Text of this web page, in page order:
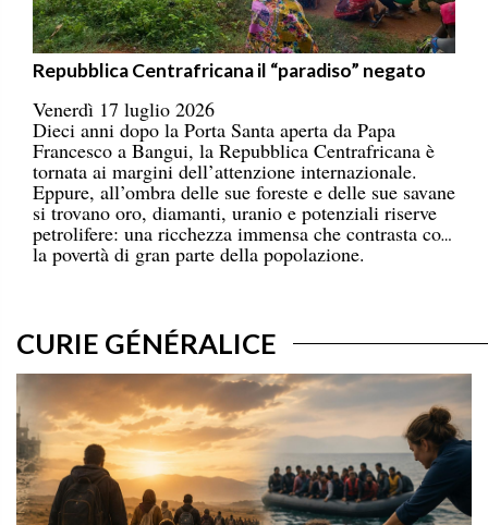
Repubblica Centrafricana il “paradiso” negato
Venerdì 17 luglio 2026
Dieci anni dopo la Porta Santa aperta da Papa
Francesco a Bangui, la Repubblica Centrafricana è
tornata ai margini dell’attenzione internazionale.
Eppure, all’ombra delle sue foreste e delle sue savane
si trovano oro, diamanti, uranio e potenziali riserve
petrolifere: una ricchezza immensa che contrasta con
la povertà di gran parte della popolazione.
CURIE GÉNÉRALICE